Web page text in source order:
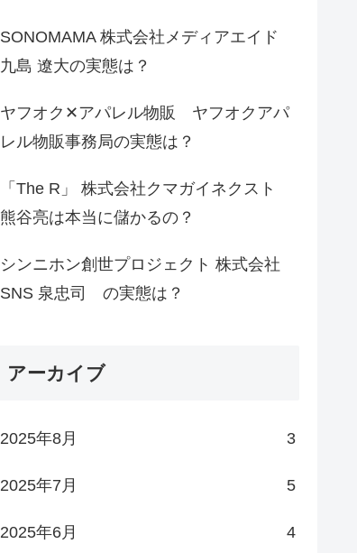
SONOMAMA 株式会社メディアエイド
九島 遼大の実態は？
ヤフオク✕アパレル物販 ヤフオクアパ
レル物販事務局の実態は？
「The R」 株式会社クマガイネクスト
熊谷亮は本当に儲かるの？
シンニホン創世プロジェクト 株式会社
SNS 泉忠司 の実態は？
アーカイブ
2025年8月 3
2025年7月 5
2025年6月 4